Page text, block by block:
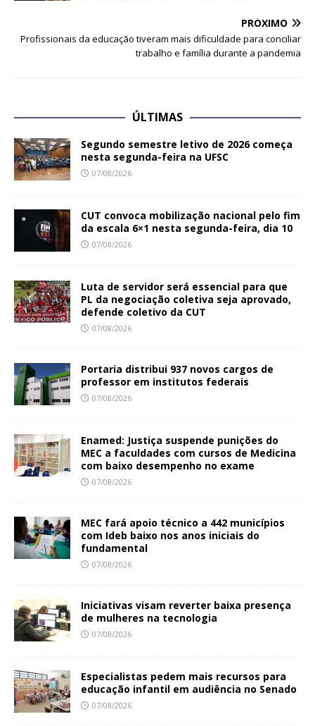
PRÓXIMO
Profissionais da educação tiveram mais dificuldade para conciliar
trabalho e família durante a pandemia
ÚLTIMAS
Segundo semestre letivo de 2026 começa
nesta segunda-feira na UFSC
07/08/2026
CUT convoca mobilização nacional pelo fim
da escala 6×1 nesta segunda-feira, dia 10
07/08/2026
Luta de servidor será essencial para que
PL da negociação coletiva seja aprovado,
defende coletivo da CUT
07/08/2026
Portaria distribui 937 novos cargos de
professor em institutos federais
07/08/2026
Enamed: Justiça suspende punições do
MEC a faculdades com cursos de Medicina
com baixo desempenho no exame
07/08/2026
MEC fará apoio técnico a 442 municípios
com Ideb baixo nos anos iniciais do
fundamental
07/08/2026
Iniciativas visam reverter baixa presença
de mulheres na tecnologia
07/08/2026
Especialistas pedem mais recursos para
educação infantil em audiência no Senado
07/08/2026